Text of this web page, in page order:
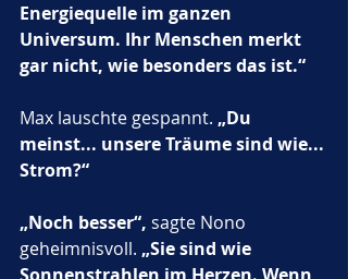
Energiequelle im ganzen
Universum. Ihr Menschen merkt
gar nicht, wie besonders das ist.“
Max lauschte gespannt. „Du
meinst... unsere Träume sind wie...
Strom?“
„Noch besser“, sagte Nono
geheimnisvoll. „Sie sind wie